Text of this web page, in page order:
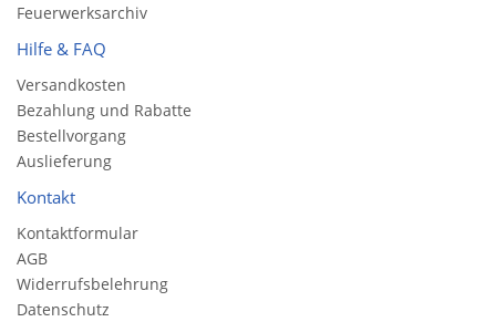
Feuerwerksarchiv
Hilfe & FAQ
Versandkosten
Bezahlung und Rabatte
Bestellvorgang
Auslieferung
Kontakt
Kontaktformular
AGB
Widerrufsbelehrung
Datenschutz